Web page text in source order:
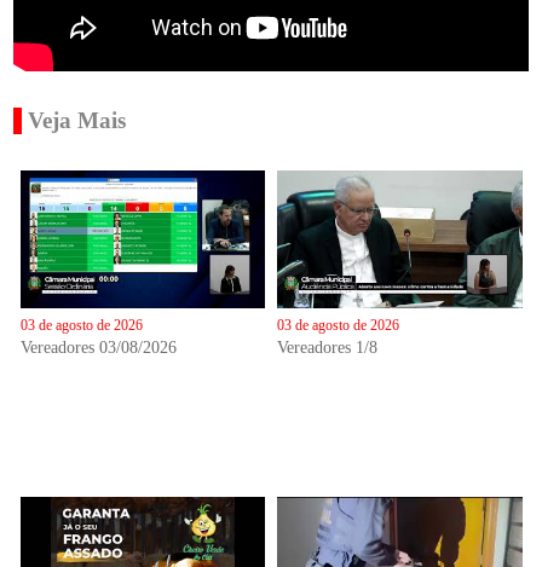
Veja Mais
03 de agosto de 2026
Vereadores 03/08/2026
03 de agosto de 2026
Vereadores 1/8